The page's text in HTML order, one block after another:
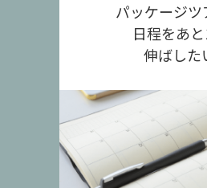
パッケージツ
日程をあ
伸ばした